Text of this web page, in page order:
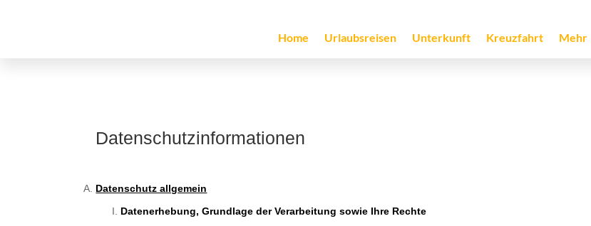
Home Urlaubsreisen Unterkunft Kreuzfahrt Mehr
Datenschutzinformationen
Datenschutz allgemein
Datenerhebung, Grundlage der Verarbeitung sowie Ihre Rechte